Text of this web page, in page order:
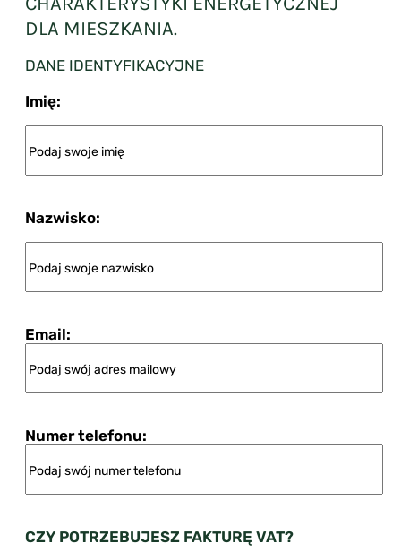
DLA MIESZKANIA.
DANE IDENTYFIKACYJNE
Imię:
Nazwisko:
Email:
Numer telefonu:
CZY POTRZEBUJESZ FAKTURĘ VAT?